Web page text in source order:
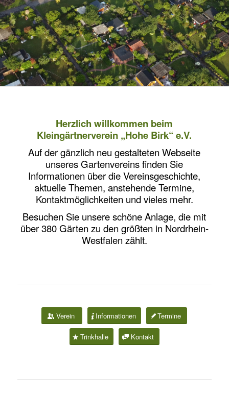
Herzlich willkommen beim
Kleingärtnerverein „Hohe Birk“ e.V.
Auf der gänzlich neu gestalteten Webseite
unseres Gartenvereins finden Sie
Informationen über die Vereinsgeschichte,
aktuelle Themen, anstehende Termine,
Kontaktmöglichkeiten und vieles mehr.
Besuchen Sie unsere schöne Anlage, die mit
über 380 Gärten zu den größten in Nordrhein-
Westfalen zählt.
Verein Informationen Termine
Trinkhalle Kontakt